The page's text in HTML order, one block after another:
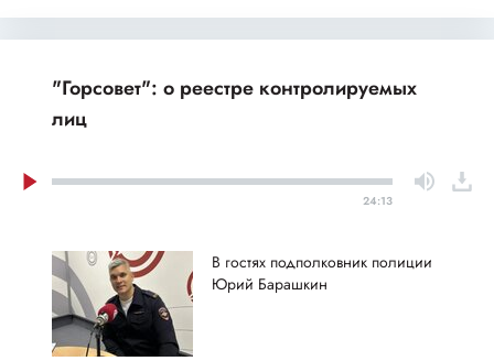
"Горсовет": о реестре контролируемых
лиц
24:13
В гостях подполковник полиции
Юрий Барашкин